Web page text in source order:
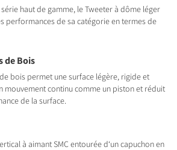
haut de gamme, le Tweeter à dôme léger
performances de sa catégorie en termes de
de Bois
bois permet une surface légère, rigide et
mouvement continu comme un piston et réduit
de la surface.
à aimant SMC entourée d‘un capuchon en